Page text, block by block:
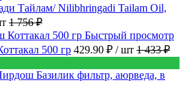
Тайлам/ Nilibhringadi Tailam Oil,
1 756 ₽
Быстрый просмотр
500 гр 429.90 ₽ / шт 1 433 ₽